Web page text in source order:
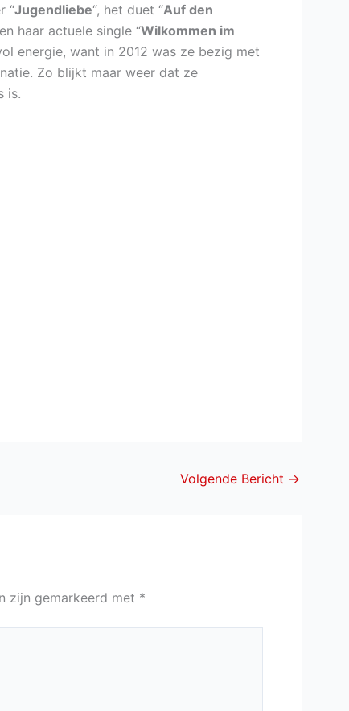
“Jugendliebe“, het duet “Auf den
en haar actuele single “Wilkommen im
energie, want in 2012 was ze bezig met
Zo blijkt maar weer dat ze
is.
Volgende Bericht →
zijn gemarkeerd met *